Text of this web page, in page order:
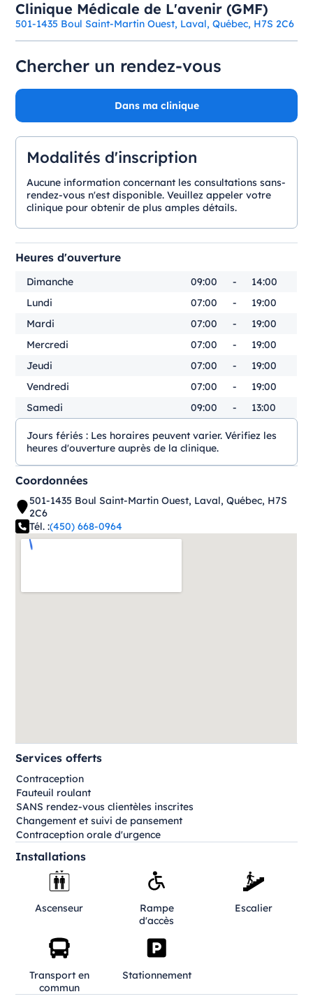
Clinique Médicale de L'avenir (GMF)
501-1435 Boul Saint-Martin Ouest, Laval, Québec, H7S 2C6
Chercher un rendez-vous
Dans ma clinique
Modalités d'inscription
Aucune information concernant les consultations sans-
rendez-vous n'est disponible. Veuillez appeler votre
clinique pour obtenir de plus amples détails.
Heures d'ouverture
Dimanche 09:00 -
14:00
Lundi
07:00 -
19:00
Mardi
07:00 -
19:00
Mercredi
07:00 -
19:00
Jeudi
07:00 -
19:00
Vendredi
07:00 -
19:00
Samedi
09:00 - 13:00
Jours fériés : Les horaires peuvent varier. Vérifiez les
heures d'ouverture auprès de la clinique.
Coordonnées
501-1435 Boul Saint-Martin Ouest, Laval, Québec, H7S
2C6
Tél. :(450) 668-0964
Services offerts
Contraception
Fauteuil roulant
SANS rendez-vous clientèles inscrites
Changement et suivi de pansement
Contraception orale d'urgence
Installations
Ascenseur
Rampe
d'accès
Escalier
Transport en
commun
Stationnement